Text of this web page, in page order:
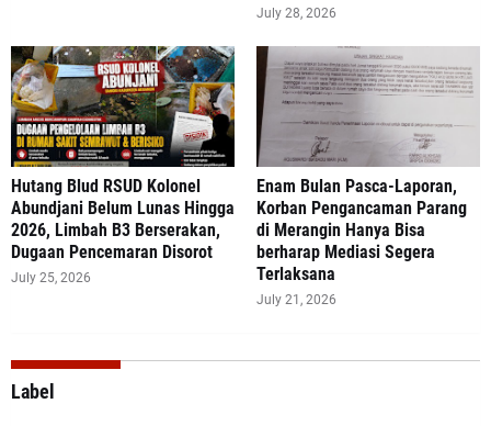
July 28, 2026
‎Hutang Blud RSUD Kolonel
Abundjani Belum Lunas Hingga
2026, Limbah B3 Berserakan,
Dugaan Pencemaran Disorot
July 25, 2026
Enam Bulan Pasca-Laporan,
Korban Pengancaman Parang
di Merangin Hanya Bisa
berharap Mediasi Segera
Terlaksana
July 21, 2026
Label